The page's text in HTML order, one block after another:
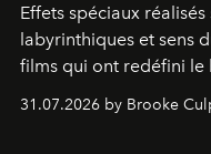
Effets spéciaux
labyrinthiques et sens
films qui ont redéfini
31.07.2026 by Brooke